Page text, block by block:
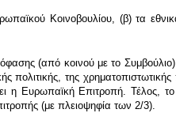
Κοινοβουλίου, (β) τα
(από κοινού με το
πολιτικής, της
η Ευρωπαϊκή Επιτροπή. Τέλος,
(με πλειοψηφία των 2/3).